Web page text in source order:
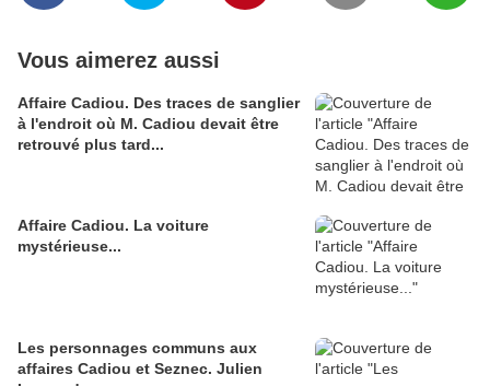
Vous aimerez aussi
Affaire Cadiou. Des traces de sanglier
à l'endroit où M. Cadiou devait être
retrouvé plus tard...
Affaire Cadiou. La voiture
mystérieuse...
Les personnages communs aux
affaires Cadiou et Seznec. Julien